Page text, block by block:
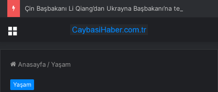
Menü
Anasayfa /Yaşam
Yaşam